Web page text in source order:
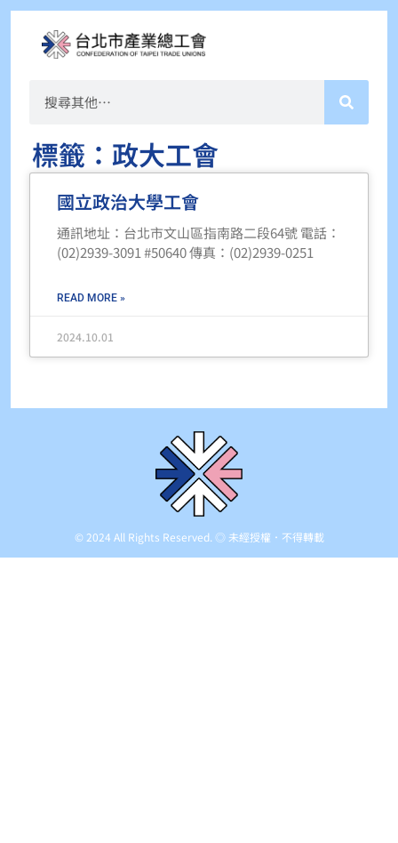
標籤：政大工會
國立政治大學工會
通訊地址：台北市文山區指南路二段64號 電話：
(02)2939-3091 #50640 傳真：(02)2939-0251
READ MORE »
2024.10.01
© 2024 All Rights Reserved. ◎ 未經授權．不得轉載